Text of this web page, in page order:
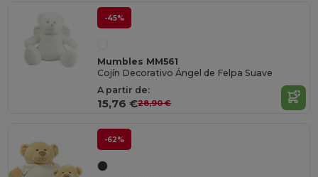
-45%
Mumbles MM561
Cojín Decorativo Ángel de Felpa Suave
A partir de:
15,76 €28,90 €
-62%